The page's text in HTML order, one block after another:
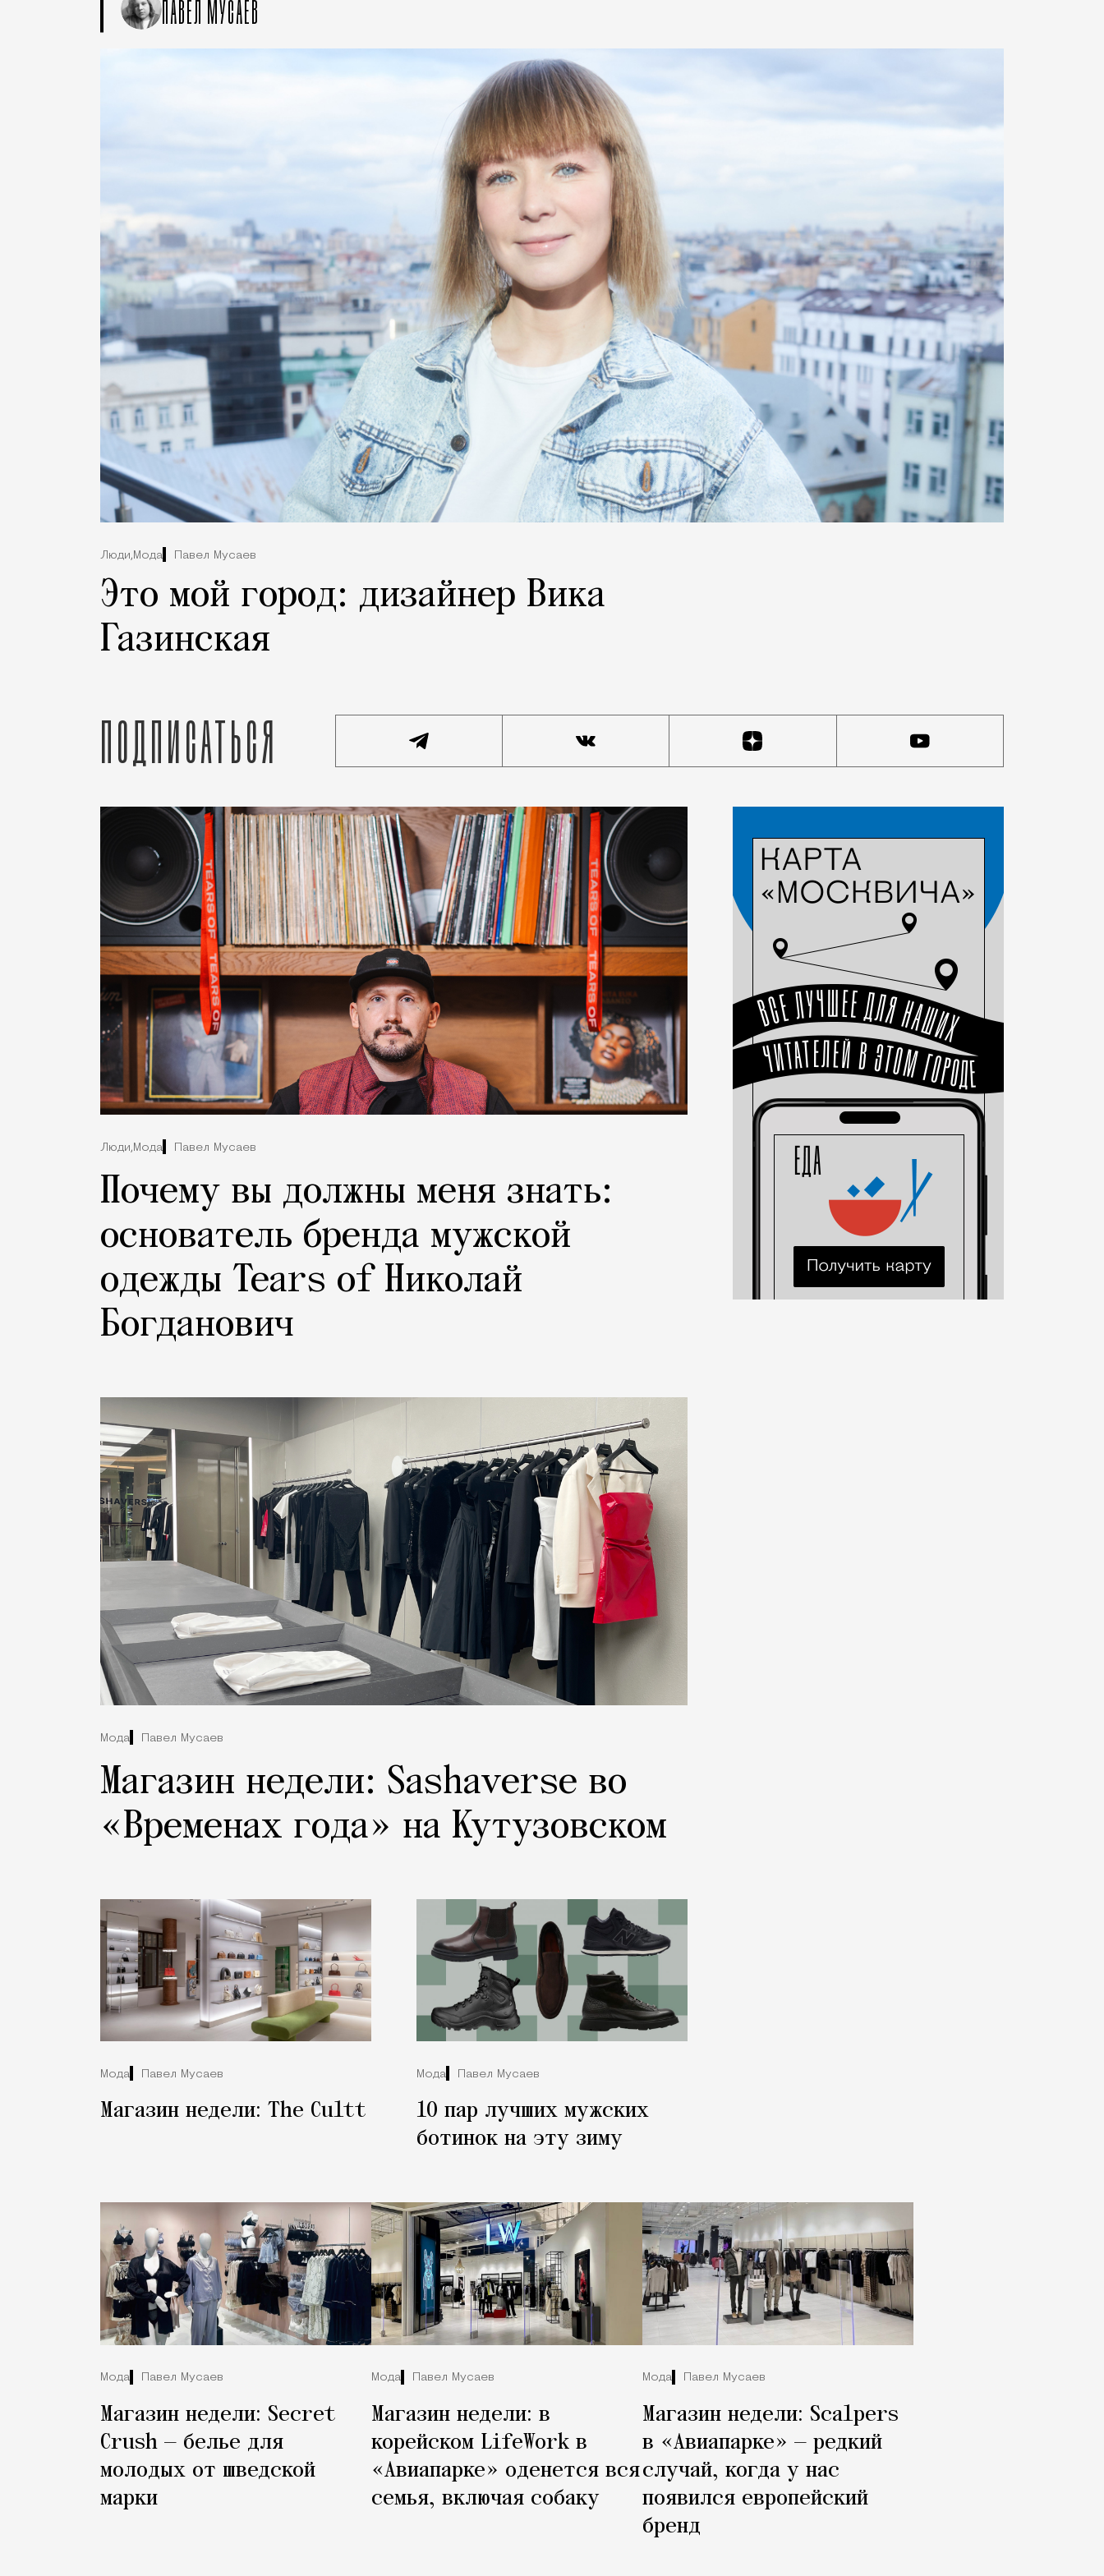
ПАВЕЛ МУСАЕВ
Люди, Мода Павел Мусаев
Это мой город: дизайнер Вика
Газинская
Подписаться
Люди, Мода Павел Мусаев
Почему вы должны меня знать:
основатель бренда мужской
одежды Tears of Николай
Богданович
Мода Павел Мусаев
Магазин недели: Sashaverse во
«Временах года» на Кутузовском
Мода Павел Мусаев
Магазин недели: The Cultt
Мода Павел Мусаев
10 пар лучших мужских
ботинок на эту зиму
Мода Павел Мусаев
Магазин недели: Secret
Crush — белье для
молодых от шведской
марки
Мода Павел Мусаев
Магазин недели: в
корейском LifeWork в
«Авиапарке» оденется вся
семья, включая собаку
Мода Павел Мусаев
Магазин недели: Scalpers
в «Авиапарке» — редкий
случай, когда у нас
появился европейский
бренд